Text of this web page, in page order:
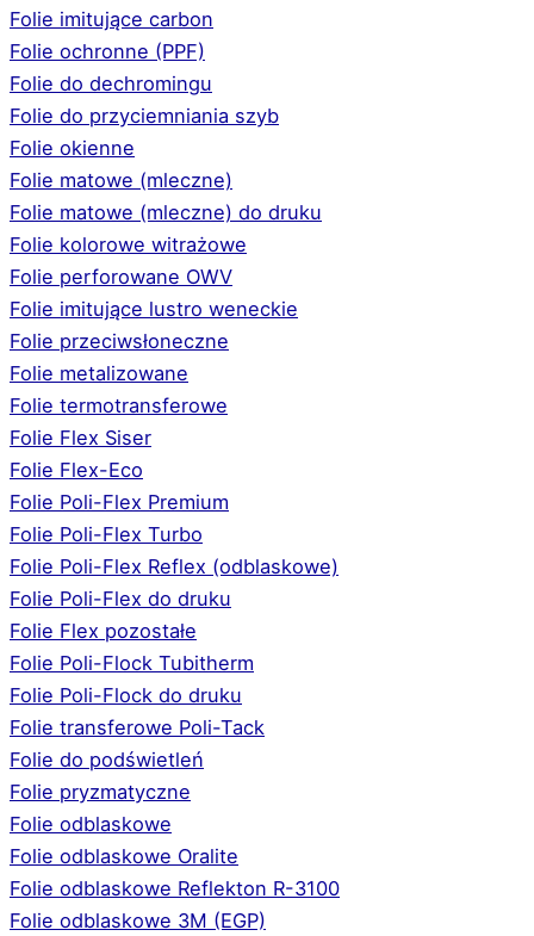
Folie imitujące carbon
Folie ochronne (PPF)
Folie do dechromingu
Folie do przyciemniania szyb
Folie okienne
Folie matowe (mleczne)
Folie matowe (mleczne) do druku
Folie kolorowe witrażowe
Folie perforowane OWV
Folie imitujące lustro weneckie
Folie przeciwsłoneczne
Folie metalizowane
Folie termotransferowe
Folie Flex Siser
Folie Flex-Eco
Folie Poli-Flex Premium
Folie Poli-Flex Turbo
Folie Poli-Flex Reflex (odblaskowe)
Folie Poli-Flex do druku
Folie Flex pozostałe
Folie Poli-Flock Tubitherm
Folie Poli-Flock do druku
Folie transferowe Poli-Tack
Folie do podświetleń
Folie pryzmatyczne
Folie odblaskowe
Folie odblaskowe Oralite
Folie odblaskowe Reflekton R-3100
Folie odblaskowe 3M (EGP)